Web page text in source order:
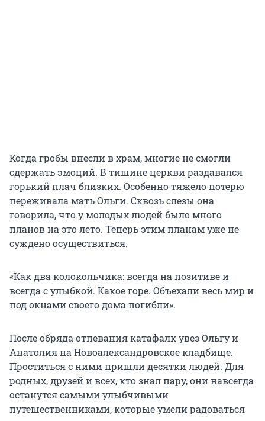
Когда гробы внесли в храм, многие не смогли
сдержать эмоций. В тишине церкви раздавался
горький плач близких. Особенно тяжело потерю
переживала мать Ольги. Сквозь слезы она
говорила, что у молодых людей было много
планов на это лето. Теперь этим планам уже не
суждено осуществиться.
«Как два колокольчика: всегда на позитиве и
всегда с улыбкой. Какое горе. Объехали весь мир и
под окнами своего дома погибли».
После обряда отпевания катафалк увез Ольгу и
Анатолия на Новоалександровское кладбище.
Проститься с ними пришли десятки людей. Для
родных, друзей и всех, кто знал пару, они навсегда
останутся самыми улыбчивыми
путешественниками, которые умели радоваться